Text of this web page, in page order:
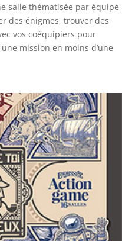
salle thématisée par équipe
des énigmes, trouver des
vos coéquipiers pour
mission en moins d’une